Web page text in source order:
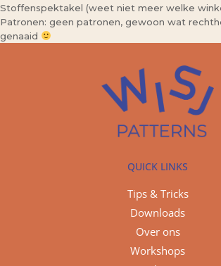
Stoffenspektakel (weet niet meer welke
Patronen: geen patronen, gewoon wat
genaaid
QUICK LINKS
Tips & Tricks
Downloads
Over ons
Workshops